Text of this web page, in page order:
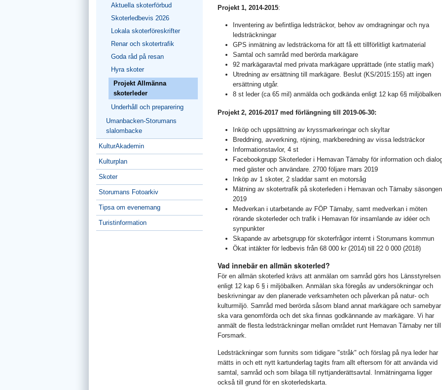
Aktuella skoterförbud
Skoterledbevis 2026
Lokala skoterföreskrifter
Renar och skotertrafik
Goda råd på resan
Hyra skoter
Projekt Allmänna
skoterleder
Underhåll och preparering
Umanbacken-Storumans
slalombacke
KulturAkademin
Kulturplan
Skoter
Storumans Fotoarkiv
Tipsa om evenemang
Turistinformation
Projekt 1, 2014-2015:
Inventering av befintliga ledsträckor, behov av omdragningar och nya
ledsträckningar
GPS inmätning av ledsträckorna för att få ett tillförlitligt kartmaterial
Samtal och samråd med berörda markägare
92 markägaravtal med privata markägare upprättade (inte statlig mark)
Utredning av ersättning till markägare. Beslut (KS/2015:155) att ingen
ersättning utgår.
8 st leder (ca 65 mil) anmälda och godkända enligt 12 kap 6§ miljöbalken
Projekt 2, 2016-2017 med förlängning till 2019-06-30:
Inköp och uppsättning av kryssmarkeringar och skyltar
Breddning, avverkning, röjning, markberedning av vissa ledsträckor
Informationstavlor, 4 st
Facebookgrupp Skoterleder i Hemavan Tärnaby för information och
med gäster och användare. 2700 följare mars 2019
Inköp av 1 skoter, 2 sladdar samt en motorsåg
Mätning av skotertrafik på skoterleden i Hemavan och Tärnaby säsongen
2019
Medverkan i utarbetande av FÖP Tärnaby, samt medverkan i möten
rörande skoterleder och trafik i Hemavan för insamlande av idéer och
synpunkter
Skapande av arbetsgrupp för skoterfrågor internt i Storumans kommun
Ökat intäkter för ledbevis från 68 000 kr (2014) till 22 0 000 (2018)
Vad innebär en allmän skoterled?
För en allmän skoterled krävs att anmälan om samråd görs hos Länsstyrelsen
enligt 12 kap 6 § i miljöbalken. Anmälan ska föregås av undersökningar och
beskrivningar av den planerade verksamheten och påverkan på natur- och
kulturmiljö. Samråd med berörda såsom bland annat markägare och samebyar
ska vara genomförda och det ska finnas godkännande av markägare. Vi har
anmält de flesta ledsträckningar mellan området runt Hemavan Tärnaby ner till
Forsmark.
Ledsträckningar som funnits som tidigare "stråk" och förslag på nya leder har
mätts in och ett nytt kartunderlag tagits fram allt eftersom för att använda vid
samtal, samråd och som bilaga till nyttjanderättsavtal. Inmätningarna ligger
också till grund för en skoterledskarta.